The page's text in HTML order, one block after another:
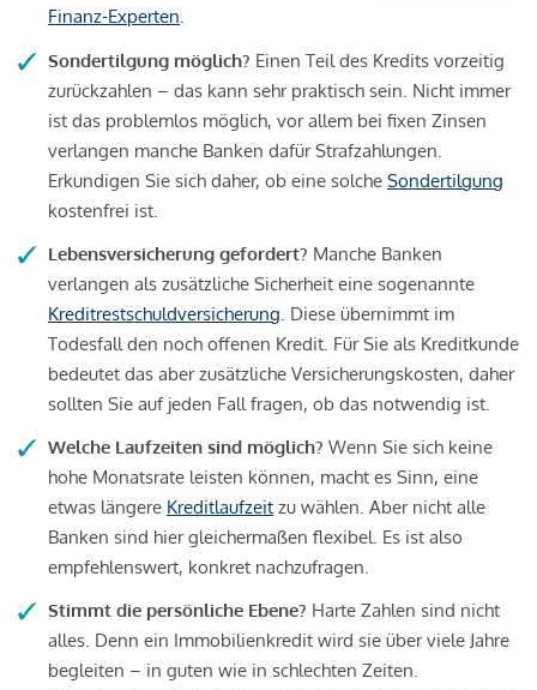
Finanz-Experten.
Sondertilgung möglich? Einen Teil des Kredits vorzeitig
zurückzahlen – das kann sehr praktisch sein. Nicht immer
ist das problemlos möglich, vor allem bei fixen Zinsen
verlangen manche Banken dafür Strafzahlungen.
Erkundigen Sie sich daher, ob eine solche Sondertilgung
kostenfrei ist.
Lebensversicherung gefordert? Manche Banken
verlangen als zusätzliche Sicherheit eine sogenannte
Kreditrestschuldversicherung. Diese übernimmt im
Todesfall den noch offenen Kredit. Für Sie als Kreditkunde
bedeutet das aber zusätzliche Versicherungskosten, daher
sollten Sie auf jeden Fall fragen, ob das notwendig ist.
Welche Laufzeiten sind möglich? Wenn Sie sich keine
hohe Monatsrate leisten können, macht es Sinn, eine
etwas längere Kreditlaufzeit zu wählen. Aber nicht alle
Banken sind hier gleichermaßen flexibel. Es ist also
empfehlenswert, konkret nachzufragen.
Stimmt die persönliche Ebene? Harte Zahlen sind nicht
alles. Denn ein Immobilienkredit wird sie über viele Jahre
begleiten – in guten wie in schlechten Zeiten.